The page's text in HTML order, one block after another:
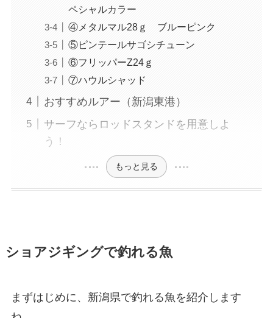
ペシャルカラー
④メタルマル28ｇ ブルーピンク
⑤ピンテールサゴシチューン
⑥フリッパーZ24ｇ
⑦ハウルシャッド
おすすめルアー（新潟東港）
サーフならロッドスタンドを用意しよ
う！
もっと見る
ショアジギングで釣れる魚
まずはじめに、新潟県で釣れる魚を紹介します